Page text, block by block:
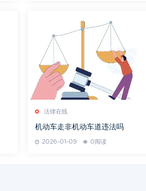
法律在线
机动车走非机动车道违法吗
2026-01-09 0阅读